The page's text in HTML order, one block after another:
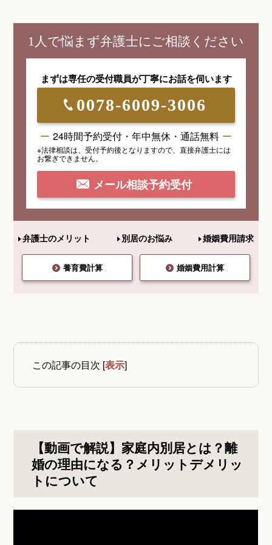
1人で悩まず弁護士にご相談ください
まずは専任の受付職員が丁寧にお話を伺います
0078-6009-3006
24時間予約受付・年中無休・通話無料
※法律相談は、受付予約後となりますので、 直接弁護士には
お繋ぎできません。
メール相談予約受付
弁護士のメリット 別居のお悩み 婚姻費用請求
養育費計算 婚姻費用計算
この記事の目次 [表示]
【動画で解説】家庭内別居とは？離
婚の理由になる？メリットデメリッ
トについて